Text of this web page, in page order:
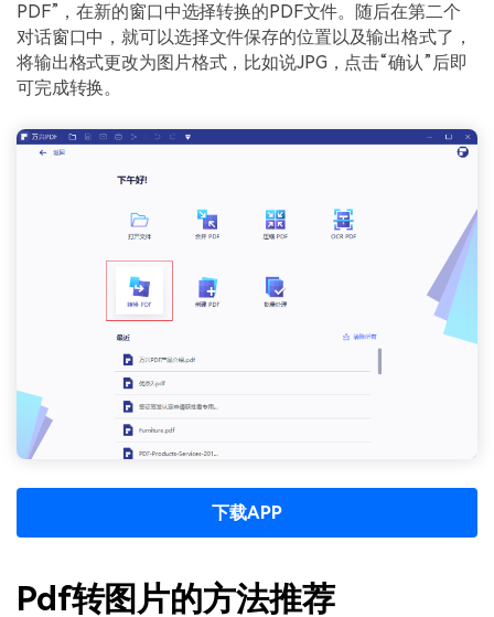
PDF”，在新的窗口中选择转换的PDF文件。随后在第二个
对话窗口中，就可以选择文件保存的位置以及输出格式了，
将输出格式更改为图片格式，比如说JPG，点击“确认”后即
可完成转换。
下载APP
Pdf转图片的方法推荐